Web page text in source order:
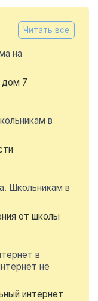
Читать все
на
дом 7
в
Школьникам в
от школы
в
не
интернет